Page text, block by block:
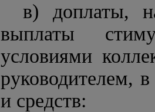
в) доплаты,
выплаты
условиями
руководителем,
и средств: